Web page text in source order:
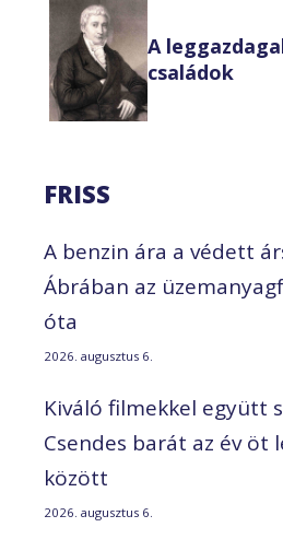
A
családok
FRISS
A benzin ára a védett
Ábrában az
óta
2026. augusztus 6.
Kiváló filmekkel együtt
Csendes barát az év öt
között
2026. augusztus 6.